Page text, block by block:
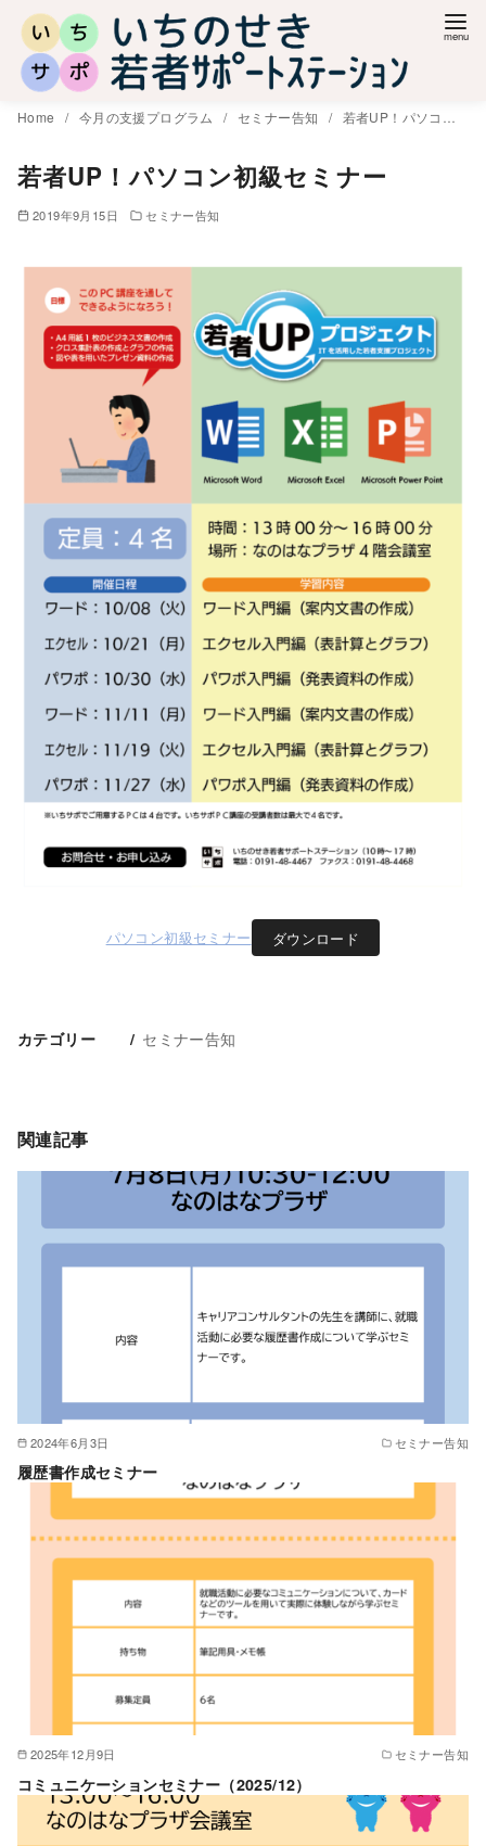
Home 今月の支援プログラム セミナー告知 若者UP！パソコン初級セミナー
若者UP！パソコン初級セミナー
2019年9月15日 セミナー告知
パソコン初級セミナー ダウンロード
カテゴリー セミナー告知
関連記事
2024年6月3日 セミナー告知
履歴書作成セミナー
2025年12月9日 セミナー告知
コミュニケーションセミナー（2025/12）